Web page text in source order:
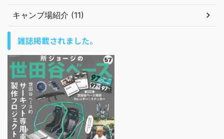
キャンブ場紹介 (11)
雑誌掲載されました。